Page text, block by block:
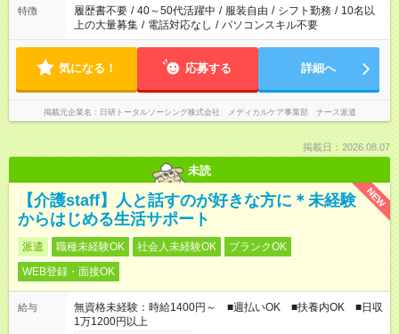
間を超える場合は応募できません
特徴 履歴書不要 / 40～50代活躍中 / 服装自由 / シフト勤務 / 10名以
上の大量募集 / 電話対応なし / パソコンスキル不要
気になる！ 応募する 詳細へ
掲載元企業名 日研トータルソーシング株式会社 メディカルケア事業部 ナース派遣
掲載日：2026.08.07
未読
NEW
【介護staff】人と話すのが好きな方に＊未経験
からはじめる生活サポート
派遣 職種未経験OK 社会人未経験OK
ブランクOK
WEB登録・面接OK
給与
無資格未経験：時給1400円～ ■週払いOK ■扶養内OK ■日収
1万1200円以上